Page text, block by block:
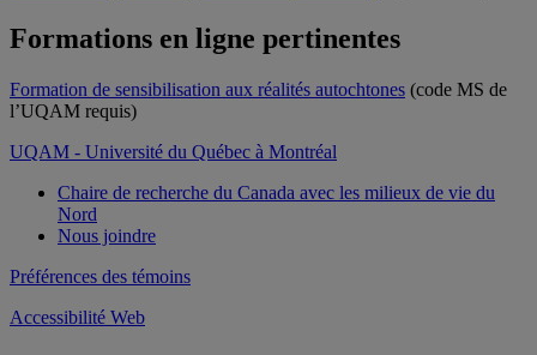
Formations en ligne pertinentes
Formation de sensibilisation aux réalités autochtones (code MS de
l’UQAM requis)
UQAM - Université du Québec à Montréal
Chaire de recherche du Canada avec les milieux de vie du
Nord
Nous joindre
Préférences des témoins
Accessibilité Web